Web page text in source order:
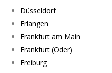
Düsseldorf
Erlangen
Frankfurt am Main
Frankfurt (Oder)
Freiburg